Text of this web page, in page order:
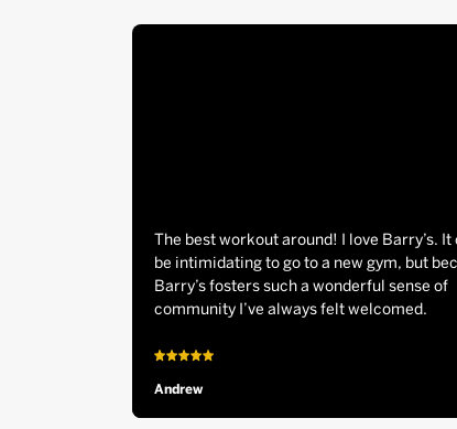
The best workout around! I love Barry’s. It
be intimidating to go to a new gym, but
Barry’s fosters such a wonderful sense of
community I’ve always felt welcomed.
Andrew